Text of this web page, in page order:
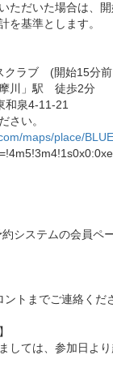
ただいた場合は、
を基準とします。
クラブ (開始15分
摩川」駅 徒歩2分
和泉4-11-21
さい。
maps/place/BLUE
システムの会員
ントまでご連絡くだ
しては、参加日よ